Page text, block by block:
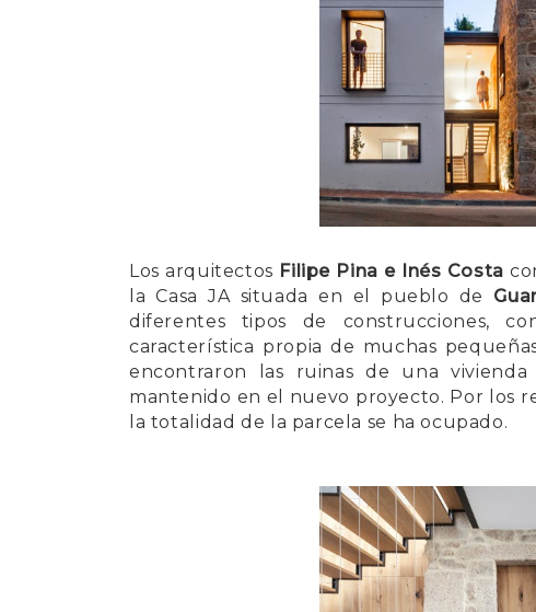
Los arquitectos Filipe Pina e Inés Costa
la Casa JA situada en el pueblo de
diferentes tipos de construcciones,
característica propia de muchas
encontraron las ruinas de una
mantenido en el nuevo proyecto. Por los
la totalidad de la parcela se ha ocupado.